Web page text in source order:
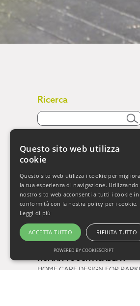
Ricerca
Attività
La Settimana del Cervello
Gli Orizzonti della Salute
Vivere Sani, Vivere Bene 2009-
Vivere Sani, Vivere Bene Online
Gli Appuntamenti della Salute
Il Respiro di Oxy.gen
Progetti
HUMAN TOUCH ACADEMY
HOME CARE DESIGN FOR
Questo sito web utilizza
cookie
Questo sito web utilizza i cookie per
la tua esperienza di navigazione. Utilizzando
nostro sito web acconsenti a tutti i cookie in
conformità con la nostra policy per i cookie.
Leggi di più
ACCETTA TUTTO RIFIUTA TUTTO
POWERED BY COOKIESCRIPT